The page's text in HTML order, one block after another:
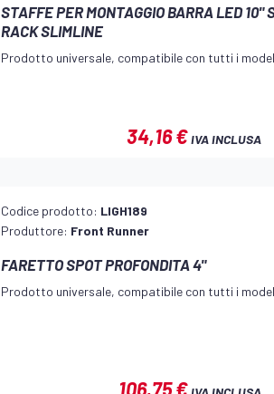
STAFFE PER MONTAGGIO BARRA LED 10"
RACK SLIMLINE
Prodotto universale, compatibile con tutti i
34,16 €IVA INCLUSA
Codice prodotto: LIGH189
Produttore: Front Runner
FARETTO SPOT PROFONDITA 4"
Prodotto universale, compatibile con tutti i
106,75 €